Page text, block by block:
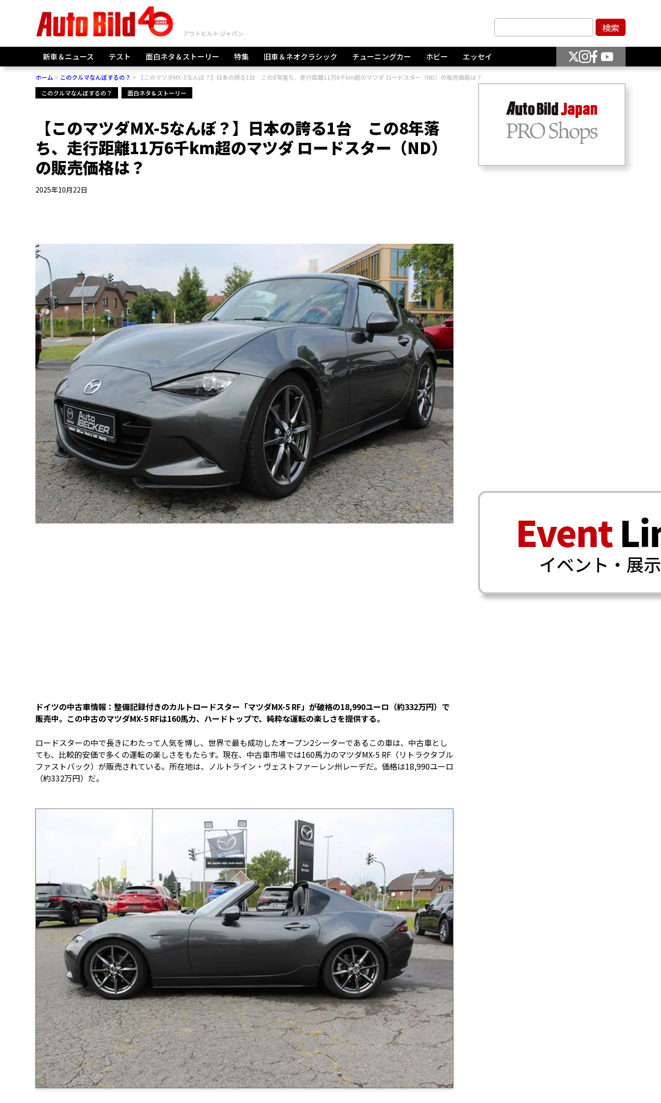
新車＆ニュース テスト 面白ネタ＆ストーリー 特集 旧車＆ネオクラシック チューニングカー ホビー エッセイ
ホーム このクルマなんぼするの？
【このマツダMX-5なんぼ？】日本の誇る1台 この8年落ち、走行距離11万6千km超のマツダ ロードスター（ND）の販売価格は？
このクルマなんぼするの？
面白ネタ＆ストーリー
【このマツダMX-5なんぼ？】日本の誇る1台 この8年落
ち、走行距離11万6千km超のマツダ ロードスター（ND）
の販売価格は？
2025年10月22日
ドイツの中古車情報：整備記録付きのカルトロードスター「マツダMX-5 RF」が破格の18,990ユーロ（約332万円）で
販売中。この中古のマツダMX-5 RFは160馬力、ハードトップで、純粋な運転の楽しさを提供する。
ロードスターの中で長きにわたって人気を博し、世界で最も成功したオープン2シーターであるこの車は、中古車とし
ても、比較的安価で多くの運転の楽しさをもたらす。現在、中古車市場では160馬力のマツダMX-5 RF（リトラクタブル
ファストバック）が販売されている。所在地は、ノルトライン・ヴェストファーレン州レーデだ。価格は18,990ユーロ
（約332万円）だ。